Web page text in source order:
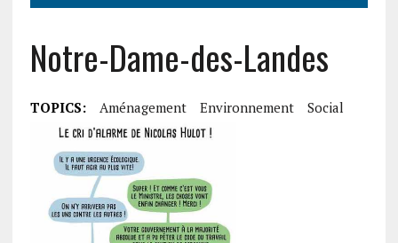
Notre-Dame-des-Landes
TOPICS: Aménagement Environnement Social